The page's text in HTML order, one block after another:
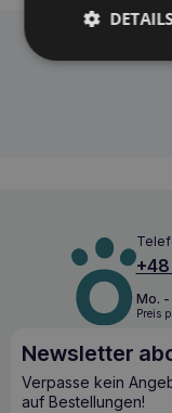
Amiplay Leine
Mo. -
Preis
Newsletter
Verpasse kein
auf Bestellungen!